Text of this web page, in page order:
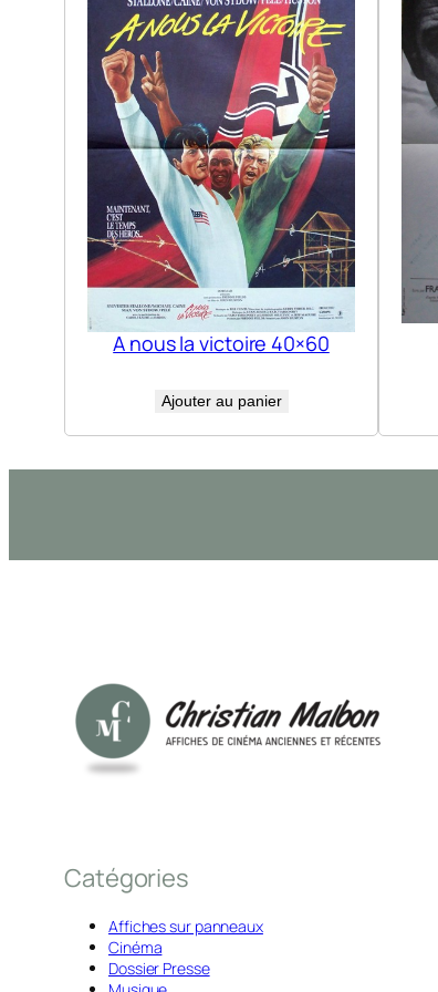
A nous la victoire 40×60
Ajouter au panier
Catégories
Affiches sur panneaux
Cinéma
Dossier Presse